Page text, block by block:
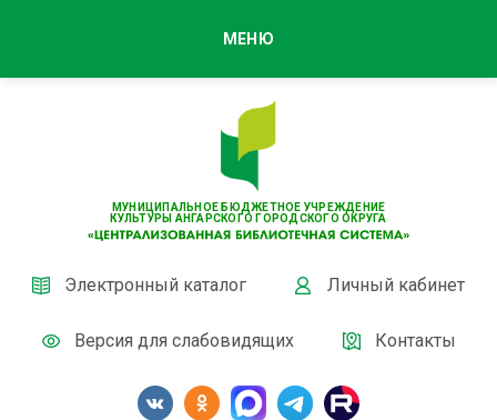
МУНИЦИПАЛЬНОЕ БЮДЖЕТНОЕ УЧРЕЖДЕНИЕ
КУЛЬТУРЫ АНГАРСКОГО ГОРОДСКОГО ОКРУГА
Электронный каталог Личный кабинет
Версия для слабовидящих Контакты
МЕНЮ